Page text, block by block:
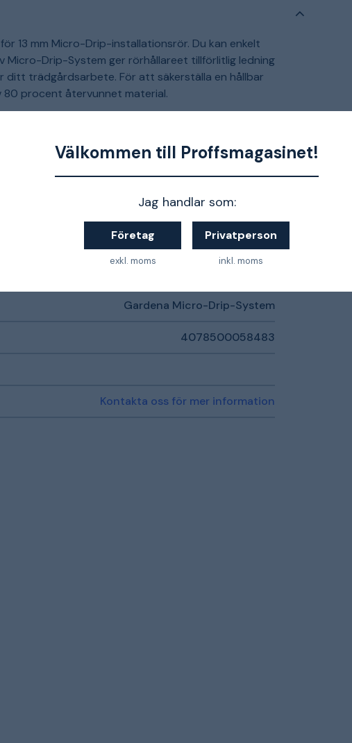
Välkommen till Proffsmagasinet!
Jag handlar som:
Företag
exkl. moms
Privatperson
inkl. moms
13 mm Micro-Drip-installationsrör. Du kan enkelt
Micro-Drip-System ger rörhållareet tillförlitlig ledning
trädgårdsarbete. För att säkerställa en hållbar
procent återvunnet material.
10 st
Gardena Micro-Drip-System
4078500058483
Kontakta oss för mer information